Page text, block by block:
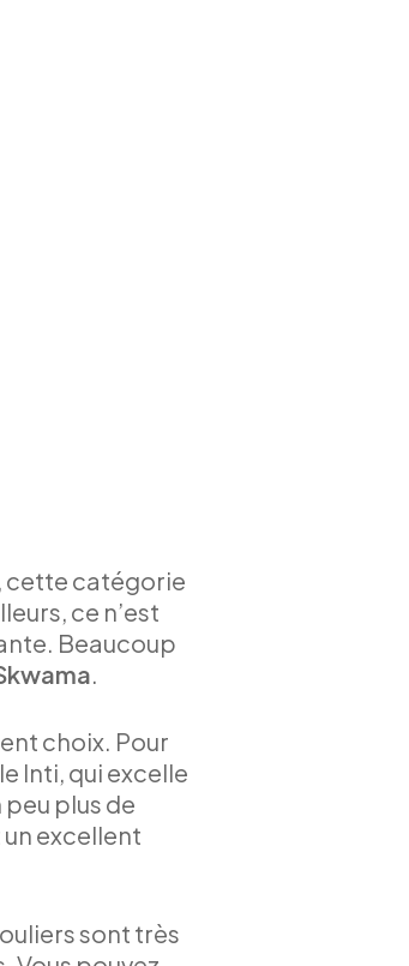
cette catégorie
ce n’est
Beaucoup
.
choix. Pour
Inti, qui excelle
plus de
excellent
sont très